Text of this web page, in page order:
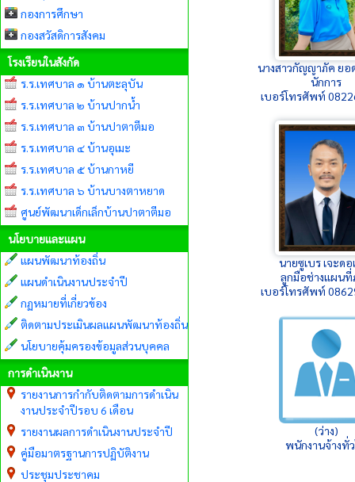
กองการศึกษา
กองสวัสดิการสังคม
โรงเรียนในสังกัด
ร.ร.เทศบาล ๑ บ้านตะลุบัน
ร.ร.เทศบาล ๒ บ้านปากน้ำ
ร.ร.เทศบาล ๓ บ้านปาตาตีมอ
ร.ร.เทศบาล ๔ บ้านอุเมะ
ร.ร.เทศบาล ๕ บ้านกาหยี
ร.ร.เทศบาล ๖ บ้านบางตาหยาด
ศูนย์พัฒนาเด็กเล็กบ้านปาตาตีมอ
นโยบายและแผน
แผนพัฒนาท้องถิ่น
แผนดำเนินงานประจำปี
กฏหมายที่เกี่ยวข้อง
ติดตามประเมินผลแผนพัฒนาท้องถิ่น
นโยบายคุ้มครองข้อมูลส่วนบุคคล
การดำเนินงาน
รายงานการกำกับติดตามการดำเนิน
งานประจำปีรอบ 6 เดือน
รายงานผลการดำเนินงานประจำปี
คู่มือมาตรฐานการปฏิบัติงาน
ประชุมประชาคม
นางสาวกัญญาภัค ย
นักการ
เบอร์โทรศัพท์
นายซูเบร เจะดอ
ลูกมือช่างแผน
เบอร์โทรศัพท์
(ว่าง)
พนักงานจ้างทั่